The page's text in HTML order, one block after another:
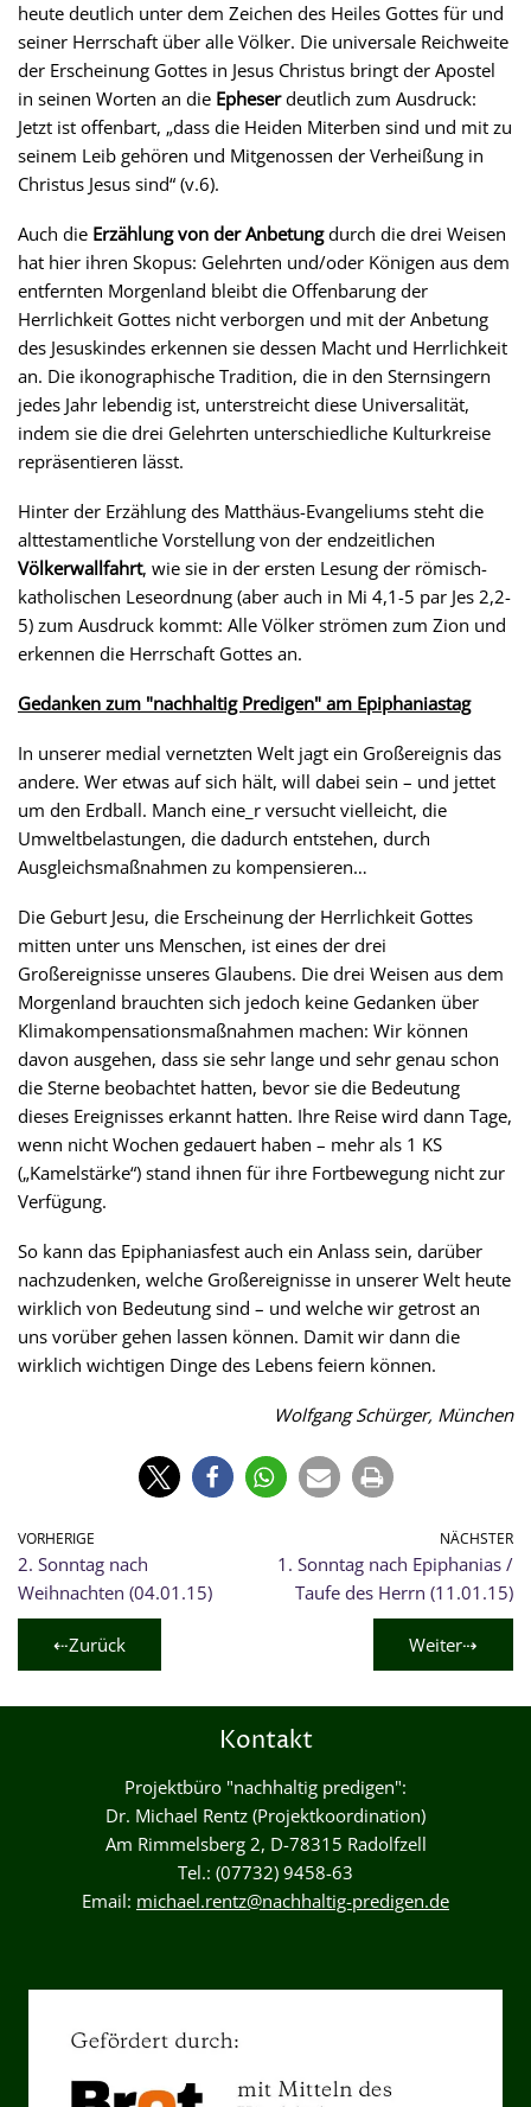
heute deutlich unter dem Zeichen des Heiles Gottes für und
seiner Herrschaft über alle Völker. Die universale Reichweite
der Erscheinung Gottes in Jesus Christus bringt der Apostel
in seinen Worten an die Epheserdeutlich zum Ausdruck:
Jetzt ist offenbart, „dass die Heiden Miterben sind und mit zu
seinem Leib gehören und Mitgenossen der Verheißung in
Christus Jesus sind“ (v.6).
Auch die Erzählung von der Anbetungdurch die drei Weisen
hat hier ihren Skopus: Gelehrten und/oder Königen aus dem
entfernten Morgenland bleibt die Offenbarung der
Herrlichkeit Gottes nicht verborgen und mit der Anbetung
des Jesuskindes erkennen sie dessen Macht und Herrlichkeit
an. Die ikonographische Tradition, die in den Sternsingern
jedes Jahr lebendig ist, unterstreicht diese Universalität,
indem sie die drei Gelehrten unterschiedliche Kulturkreise
repräsentieren lässt.
Hinter der Erzählung des Matthäus-Evangeliums steht die
alttestamentliche Vorstellung von der endzeitlichen
Völkerwallfahrt, wie sie in der ersten Lesung der römisch-
katholischen Leseordnung (aber auch in Mi 4,1-5 par Jes 2,2-
5) zum Ausdruck kommt: Alle Völker strömen zum Zion und
erkennen die Herrschaft Gottes an.
Gedanken zum "nachhaltig Predigen" am Epiphaniastag
In unserer medial vernetzten Welt jagt ein Großereignis das
andere. Wer etwas auf sich hält, will dabei sein – und jettet
um den Erdball. Manch eine_r versucht vielleicht, die
Umweltbelastungen, die dadurch entstehen, durch
Ausgleichsmaßnahmen zu kompensieren…
Die Geburt Jesu, die Erscheinung der Herrlichkeit Gottes
mitten unter uns Menschen, ist eines der drei
Großereignisse unseres Glaubens. Die drei Weisen aus dem
Morgenland brauchten sich jedoch keine Gedanken über
Klimakompensationsmaßnahmen machen: Wir können
davon ausgehen, dass sie sehr lange und sehr genau schon
die Sterne beobachtet hatten, bevor sie die Bedeutung
dieses Ereignisses erkannt hatten. Ihre Reise wird dann Tage,
wenn nicht Wochen gedauert haben – mehr als 1 KS
(„Kamelstärke“) stand ihnen für ihre Fortbewegung nicht zur
Verfügung.
So kann das Epiphaniasfest auch ein Anlass sein, darüber
nachzudenken, welche Großereignisse in unserer Welt heute
wirklich von Bedeutung sind – und welche wir getrost an
uns vorüber gehen lassen können. Damit wir dann die
wirklich wichtigen Dinge des Lebens feiern können.
Wolfgang Schürger, München
VORHERIGE
2. Sonntag nach
Weihnachten (04.01.15)
NÄCHSTER
1. Sonntag nach Epiphanias /
Taufe des Herrn (11.01.15)
⇠Zurück Weiter⇢
Kontakt
Projektbüro "nachhaltig predigen":
Dr. Michael Rentz (Projektkoordination)
Am Rimmelsberg 2, D-78315 Radolfzell
Tel.: (07732) 9458-63
Email: michael.rentz@nachhaltig-predigen.de